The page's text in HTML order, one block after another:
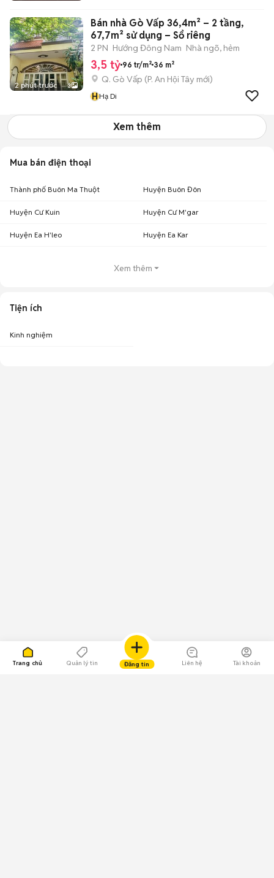
Trang chủ Quản lý tin Đăng tin Liên hệ Tài khoản
2 phút trước 3
Bán nhà Gò Vấp 36,4m² – 2 tầng,
67,7m² sử dụng – Sổ riêng
2 PN Hướng Đông Nam Nhà ngõ, hẻm
3,5 tỷ 96 tr/m² 36 m²
Q. Gò Vấp (P. An Hội Tây mới)
HHạ Di
Xem thêm
Mua bán điện thoại
Thành phố Buôn Ma Thuột Huyện Buôn Đôn
Huyện Cư Kuin Huyện Cư M'gar
Huyện Ea H'leo Huyện Ea Kar
Xem thêm
Tiện ích
Kinh nghiệm